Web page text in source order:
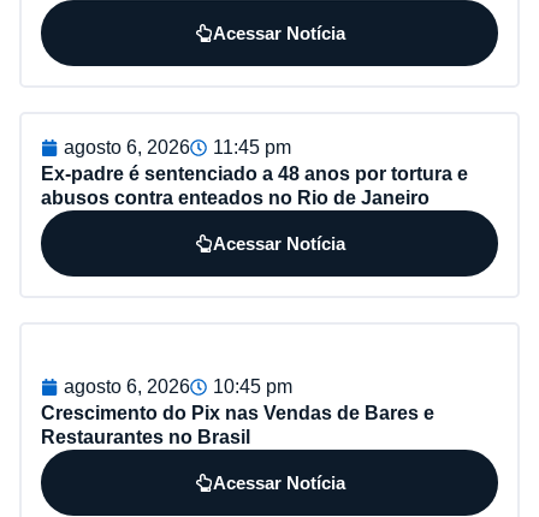
Acessar Notícia
agosto 6, 2026
11:45 pm
Ex-padre é sentenciado a 48 anos por tortura e
abusos contra enteados no Rio de Janeiro
Acessar Notícia
agosto 6, 2026
10:45 pm
Crescimento do Pix nas Vendas de Bares e
Restaurantes no Brasil
Acessar Notícia